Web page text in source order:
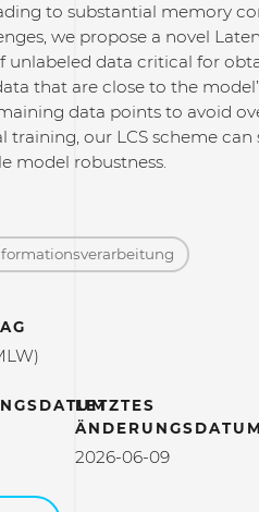
to substantial memory
we propose a novel
unlabeled data critical for
that are close to the
data points to avoid
training, our LCS scheme
model robustness.
LETZTES
ÄNDERUNGSDATUM
2026-06-09